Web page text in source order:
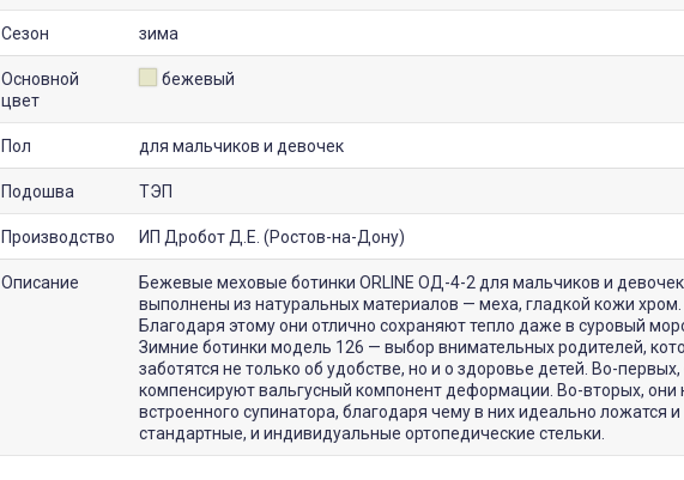
Сезон зима
Основной
цвет
бежевый
Пол для мальчиков и девочек
Подошва ТЭП
Производство ИП Дробот Д.Е. (Ростов-на-Дону)
Описание
Бежевые меховые ботинки ORLINE ОД-4-2 для мальчиков и девочек
выполнены из натуральных материалов — меха, гладкой кожи хром.
Благодаря этому они отлично сохраняют тепло даже в суровый
Зимние ботинки модель 126 — выбор внимательных родителей,
заботятся не только об удобстве, но и о здоровье детей. Во-первых,
компенсируют вальгусный компонент деформации. Во-вторых, они
встроенного супинатора, благодаря чему в них идеально ложатся и
стандартные, и индивидуальные ортопедические стельки.